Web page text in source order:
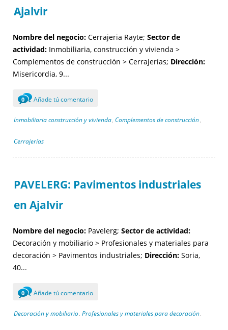
Ajalvir
Nombre del negocio: Cerrajeria Rayte; Sector de
actividad: Inmobiliaria, construcción y vivienda >
Complementos de construcción > Cerrajerías; Dirección:
Misericordia, 9...
0 Añade tú comentario
Inmobiliaria construcción y vivienda , Complementos de construcción ,
Cerrajerías
PAVELERG: Pavimentos industriales
en Ajalvir
Nombre del negocio: Pavelerg; Sector de actividad:
Decoración y mobiliario > Profesionales y materiales para
decoración > Pavimentos industriales; Dirección: Soria,
40...
0 Añade tú comentario
Decoración y mobiliario , Profesionales y materiales para decoración ,